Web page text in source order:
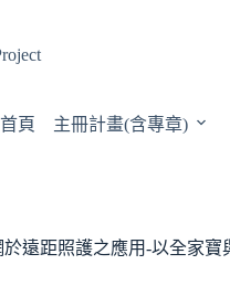
首頁 主冊計畫(含專章)
遠距照護之應用-以全家寶